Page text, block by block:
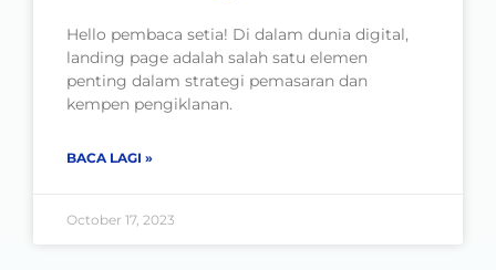
Hello pembaca setia! Di dalam dunia digital,
landing page adalah salah satu elemen
penting dalam strategi pemasaran dan
kempen pengiklanan.
BACA LAGI »
October 17, 2023